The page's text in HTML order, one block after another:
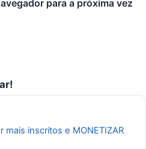
para a próxima vez
mais inscritos e MONETIZAR